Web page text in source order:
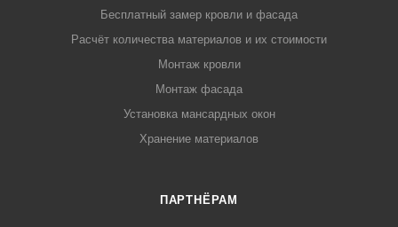
Бесплатный замер кровли и фасада
Расчёт количества материалов и их стоимости
Монтаж кровли
Монтаж фасада
Установка мансардных окон
Хранение материалов
ПАРТНЁРАМ